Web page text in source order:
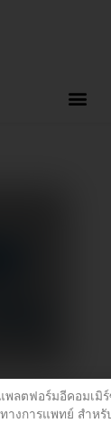
4’S
พลตฟอร์มอีคอมเ
งการแพทย์ สำห